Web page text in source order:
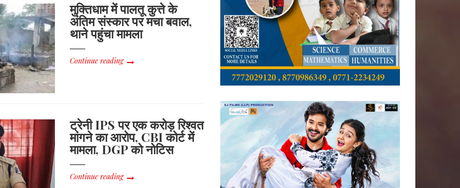
मुक्तिधाम में पालतू कुत्ते के
अंतिम संस्कार पर मचा बवाल,
थाने पहुंचा मामला
Continue reading
ट्रेनी IPS पर एक करोड़ रिश्वत
मांगने का आरोप, CBI कोर्ट में
मामला, DGP को नोटिस
Continue reading